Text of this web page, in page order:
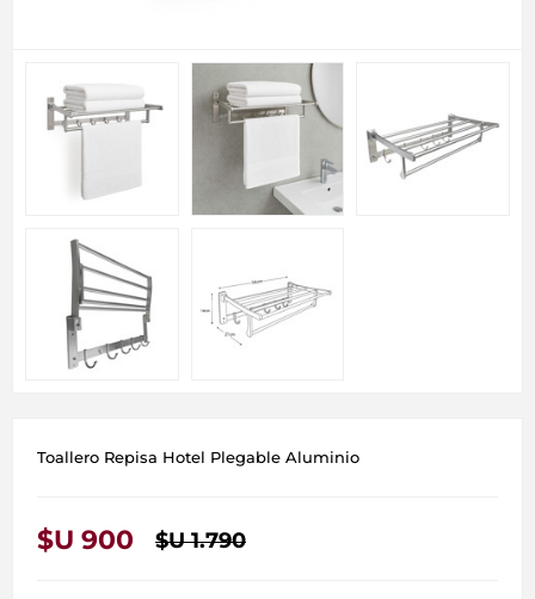
Toallero Repisa Hotel Plegable Aluminio
$U 900 $U 1.790